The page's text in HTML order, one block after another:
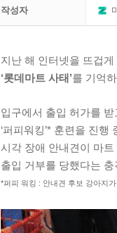
작성자
지난 해 인터넷을 뜨겁게
‘롯데마트 사태’를 기억
입구에서 출입 허가를 받
‘퍼피워킹’* 훈련을 진행
시각 장애 안내견이 마트
출입 거부를 당했다는
*퍼피 워킹 : 안내견 후보 강아지